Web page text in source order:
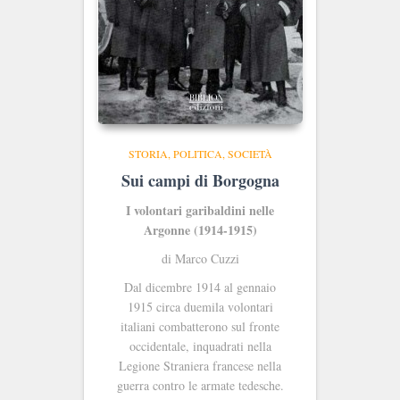
STORIA, POLITICA, SOCIETÀ
Sui campi di Borgogna
I volontari garibaldini nelle
Argonne (1914-1915)
di Marco Cuzzi
Dal dicembre 1914 al gennaio
1915 circa duemila volontari
italiani combatterono sul fronte
occidentale, inquadrati nella
Legione Straniera francese nella
guerra contro le armate tedesche.